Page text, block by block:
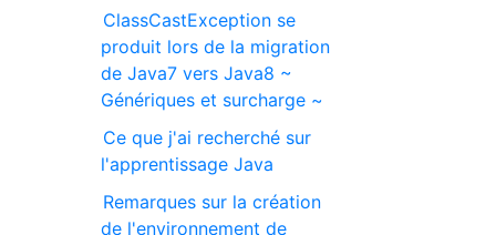
ClassCastException se
produit lors de la migration
de Java7 vers Java8 ~
Génériques et surcharge ~
Ce que j'ai recherché sur
l'apprentissage Java
Remarques sur la création
de l'environnement de